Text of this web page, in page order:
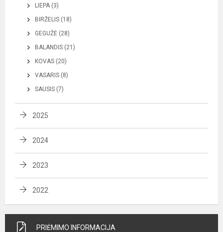
LIEPA (3)
BIRŽELIS (18)
GEGUŽĖ (28)
BALANDIS (21)
KOVAS (20)
VASARIS (8)
SAUSIS (7)
2025
2024
2023
2022
PRIĖMIMO INFORMACIJA